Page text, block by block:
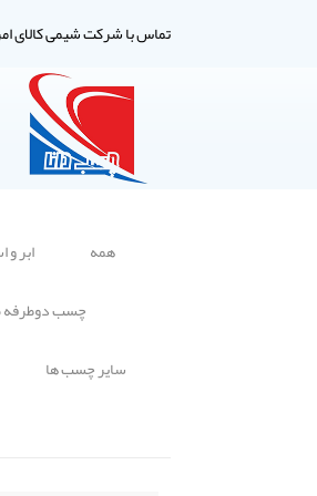
تماس با شرکت شیمی کالای
همه ابر و
چسب دوطرفه
سایر چسب ها